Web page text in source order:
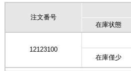
注文番号
在庫状態
12123100
在庫僅少